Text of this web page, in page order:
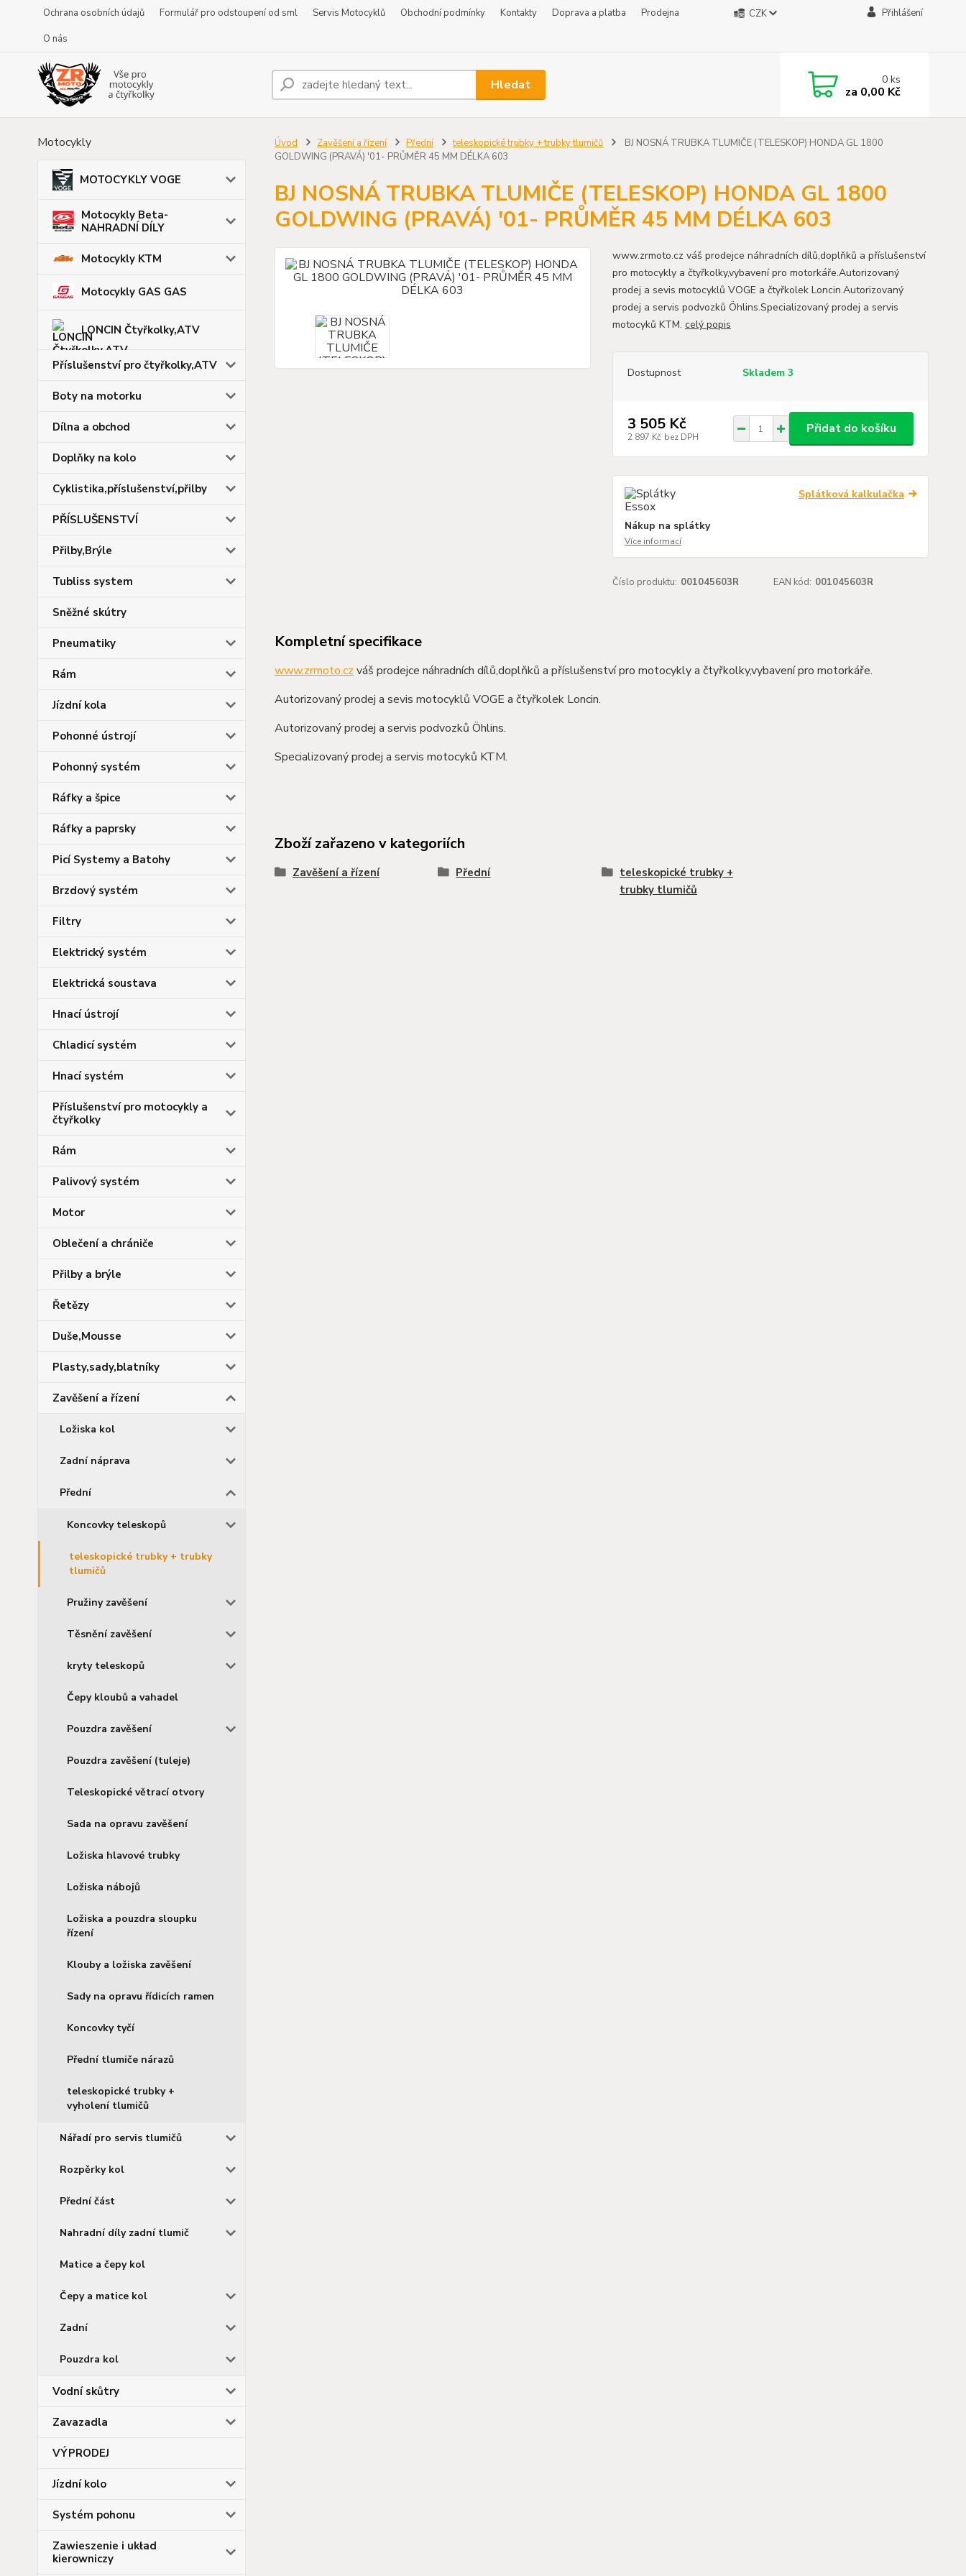
Ochrana osobních údajů Formulář pro odstoupení od sml Servis Motocyklů Obchodní podmínky Kontakty Doprava a platba
Prodejna
O nás
CZK Přihlášení
Hledat 0ks
za 0,00 Kč
Motocykly
MOTOCYKLY VOGE
Motocykly Beta-
NAHRADNÍ DÍLY
Motocykly KTM
Motocykly GAS GAS
LONCIN Čtyřkolky,ATV
Příslušenství pro čtyřkolky,ATV
Boty na motorku
Dílna a obchod
Doplňky na kolo
Cyklistika,příslušenství,přilby
PŘÍSLUŠENSTVÍ
Přilby,Brýle
Tubliss system
Sněžné skútry
Pneumatiky
Rám
Jízdní kola
Pohonné ústrojí
Pohonný systém
Ráfky a špice
Ráfky a paprsky
Picí Systemy a Batohy
Brzdový systém
Filtry
Elektrický systém
Elektrická soustava
Hnací ústrojí
Chladicí systém
Hnací systém
Příslušenství pro motocykly a
čtyřkolky
Rám
Palivový systém
Motor
Oblečení a chrániče
Přilby a brýle
Řetězy
Duše,Mousse
Plasty,sady,blatníky
Zavěšení a řízení
Ložiska kol
Zadní náprava
Přední
Koncovky teleskopů
teleskopické trubky + trubky
tlumičů
Pružiny zavěšení
Těsnění zavěšení
kryty teleskopů
Čepy kloubů a vahadel
Pouzdra zavěšení
Pouzdra zavěšení (tuleje)
Teleskopické větrací otvory
Sada na opravu zavěšení
Ložiska hlavové trubky
Ložiska nábojů
Ložiska a pouzdra sloupku
řízení
Klouby a ložiska zavěšení
Sady na opravu řídicích ramen
Koncovky tyčí
Přední tlumiče nárazů
teleskopické trubky +
vyholení tlumičů
Nářadí pro servis tlumičů
Rozpěrky kol
Přední část
Nahradní díly zadní tlumič
Matice a čepy kol
Čepy a matice kol
Zadní
Pouzdra kol
Vodní skůtry
Zavazadla
VÝPRODEJ
Jízdní kolo
Systém pohonu
Zawieszenie i układ
kierowniczy
Úvod Zavěšení a řízení Přední teleskopické trubky + trubky tlumičů
BJ NOSNÁ TRUBKA TLUMIČE (TELESKOP) HONDA GL 1800
GOLDWING (PRAVÁ) '01- PRŮMĚR 45 MM DÉLKA 603
BJ NOSNÁ TRUBKA TLUMIČE (TELESKOP) HONDA GL 1800
GOLDWING (PRAVÁ) '01- PRŮMĚR 45 MM DÉLKA 603
www.zrmoto.cz váš prodejce náhradních dílů,doplňků a příslušenství
pro motocykly a čtyřkolky,vybavení pro motorkáře.Autorizovaný
prodej a sevis motocyklů VOGE a čtyřkolek Loncin.Autorizovaný
prodej a servis podvozků Öhlins.Specializovaný prodej a servis
motocyků KTM. celý popis
Dostupnost Skladem 3
3 505 Kč
2 897 Kč bez DPH
Přidat do košíku
Splátková kalkulačka
Nákup na splátky
Více informací
Číslo produktu: 001045603R EAN kód: 001045603R
Kompletní specifikace
www.zrmoto.cz váš prodejce náhradních dílů,doplňků a příslušenství pro motocykly a čtyřkolky,vybavení pro motorkáře.
Autorizovaný prodej a sevis motocyklů VOGE a čtyřkolek Loncin.
Autorizovaný prodej a servis podvozků Öhlins.
Specializovaný prodej a servis motocyků KTM.
Zboží zařazeno v kategoriích
Zavěšení a řízení Přední
teleskopické trubky +
trubky tlumičů